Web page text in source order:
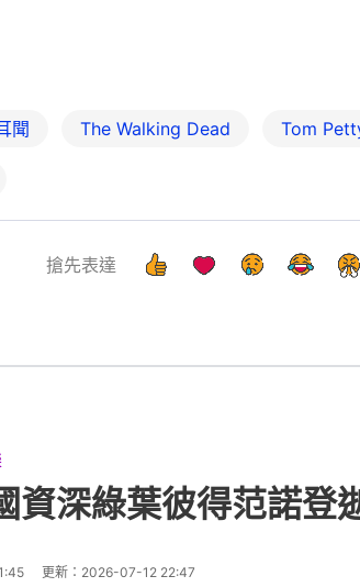
聞 The Walking Dead Tom
搶先表達
資深綠葉彼得范諾
更新： 2026-07-12 22:47